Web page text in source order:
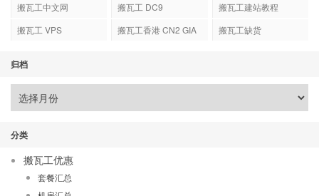
搬瓦工中文网
搬瓦工 DC9
搬瓦工建站教程
搬瓦工 VPS
搬瓦工香港 CN2 GIA 搬瓦工缺货
归档
分类
搬瓦工优惠
套餐汇总